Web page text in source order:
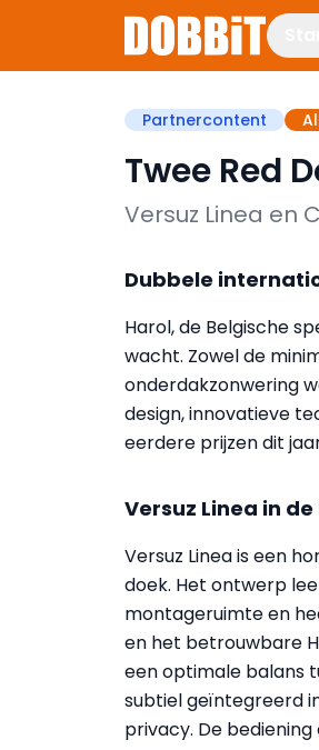
Partnercontent
Twee Red
Versuz Linea en
Dubbele
Harol, de Belgische
wacht. Zowel de
onderdakzonwering
design, innovatieve
eerdere prijzen dit
Versuz Linea in
Versuz Linea is een
doek. Het ontwerp
montageruimte en
en het betrouwbare
een optimale balans
subtiel geïntegreerd
privacy. De